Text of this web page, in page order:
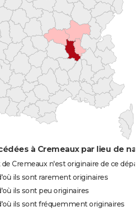
à Cremeaux par lieu de
Cremeaux n'est originaire de ce
ils sont rarement originaires
ils sont peu originaires
ils sont fréquemment originaires